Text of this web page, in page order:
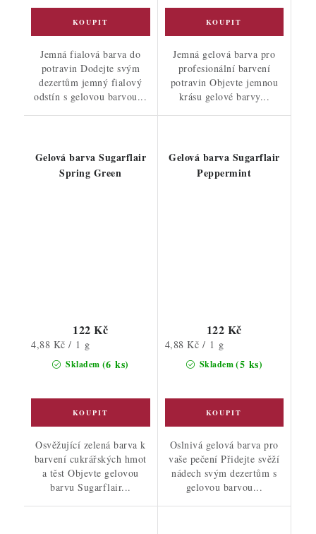
Jemná fialová barva do
potravin Dodejte svým
dezertům jemný fialový
odstín s gelovou barvou...
Jemná gelová barva pro
profesionální barvení
potravin Objevte jemnou
krásu gelové barvy...
Gelová barva Sugarflair
Spring Green
Skladem (6 ks)
122 Kč
Měrná
4,88 Kč / 1 g
Osvěžující zelená barva k
barvení cukrářských hmot
a těst Objevte gelovou
barvu Sugarflair...
Gelová barva Sugarflair
Peppermint
Skladem(5 ks)
122 Kč
Měrná
4,88 Kč / 1 g
Oslnivá gelová barva pro
vaše pečení Přidejte svěží
nádech svým dezertům s
gelovou barvou...